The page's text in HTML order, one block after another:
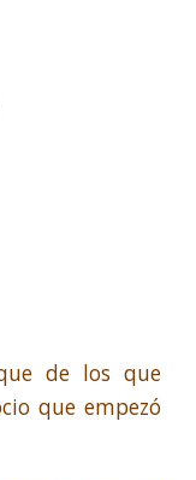
de los que
que empezó